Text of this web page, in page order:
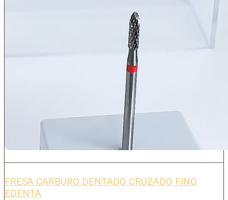
FRESA CARBURO DENTADO CRUZADO FINO
EDENTA